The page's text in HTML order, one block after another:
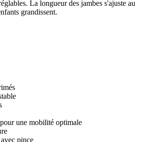
La longueur des jambes s'ajuste au
grandissent.
une mobilité optimale
pince